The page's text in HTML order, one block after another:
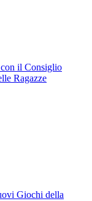
il Consiglio
Ragazze
Giochi della